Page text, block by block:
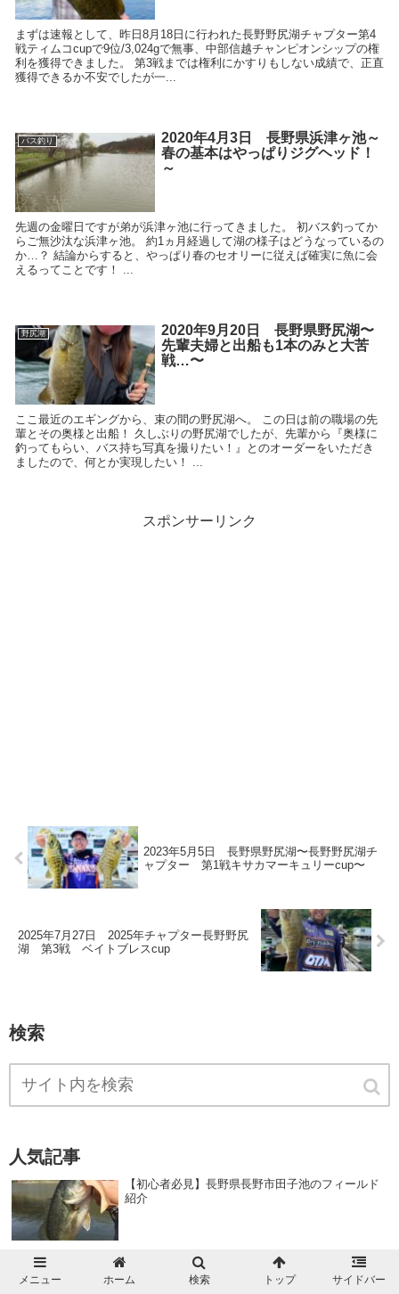
まずは速報として、昨日8月18日に行われた長野野尻湖チャプター第4
戦ティムコcupで9位/3,024gで無事、中部信越チャンピオンシップの権
利を獲得できました。 第3戦までは権利にかすりもしない成績で、正直
獲得できるか不安でしたが一...
バス釣り
2020年4月3日 長野県浜津ヶ池～
春の基本はやっぱりジグヘッド！
～
先週の金曜日ですが弟が浜津ヶ池に行ってきました。 初バス釣ってか
らご無沙汰な浜津ヶ池。 約1ヵ月経過して湖の様子はどうなっているの
か…？ 結論からすると、やっぱり春のセオリーに従えば確実に魚に会
えるってことです！ ...
野尻湖
2020年9月20日 長野県野尻湖〜
先輩夫婦と出船も1本のみと大苦
戦…〜
ここ最近のエギングから、束の間の野尻湖へ。 この日は前の職場の先
輩とその奥様と出船！ 久しぶりの野尻湖でしたが、先輩から『奥様に
釣ってもらい、バス持ち写真を撮りたい！』とのオーダーをいただき
ましたので、何とか実現したい！ ...
スポンサーリンク
2023年5月5日 長野県野尻湖〜長野野尻湖チ
ャプター 第1戦キサカマーキュリーcup〜
2025年7月27日 2025年チャプター長野野尻
湖 第3戦 ベイトブレスcup
検索
人気記事
【初心者必見】長野県長野市田子池のフィールド
紹介
【初心者必見】長野県中野市浜津ヶ池のフィール
ド紹介
メニュー ホーム 検索 トップ サイドバー